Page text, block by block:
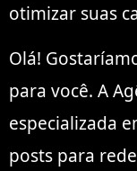
otimizar suas
Olá!
para você. A
especializada
posts para